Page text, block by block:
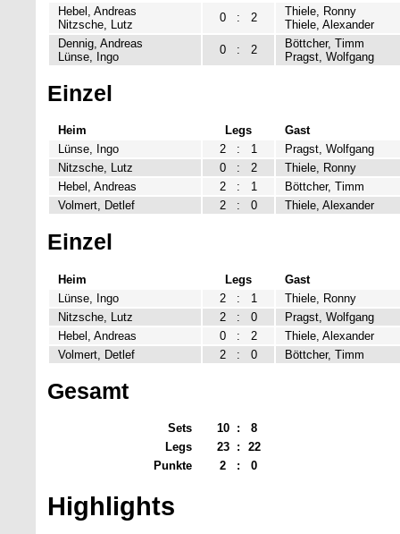
Hebel, Andreas
Nitzsche, Lutz
0 : 2
Thiele, Ronny
Thiele, Alexander
Dennig, Andreas
Lünse, Ingo
0 : 2
Böttcher, Timm
Pragst, Wolfgang
Einzel
Heim Legs
Gast
Lünse, Ingo
2 : 1
Pragst, Wolfgang
Nitzsche, Lutz
0 : 2
Thiele, Ronny
Hebel, Andreas
2 : 1
Böttcher, Timm
Volmert, Detlef
2 : 0 Thiele, Alexander
Einzel
Heim Legs
Gast
Lünse, Ingo
2 : 1
Thiele, Ronny
Nitzsche, Lutz
2 : 0
Pragst, Wolfgang
Hebel, Andreas
0 : 2
Thiele, Alexander
Volmert, Detlef
2 : 0 Böttcher, Timm
Gesamt
Sets 10 :
8
Legs
23 :
22
Punkte
2 : 0
Highlights